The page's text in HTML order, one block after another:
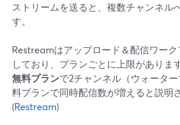
ストリームを送ると、複数チャンネル
す。
Restreamはアップロード＆配信ワーク
しており、プランごとに上限がありま
無料プランで2チャンネル（ウォータ
料プランで同時配信数が増えると説明
(Restream)